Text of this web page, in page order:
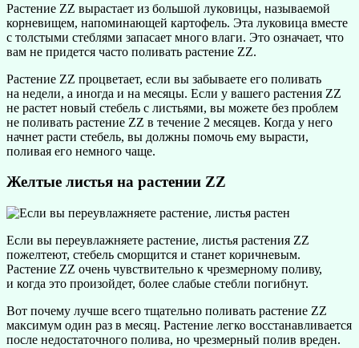
Растение ZZ вырастает из большой луковицы, называемой
корневищем, напоминающей картофель. Эта луковица вместе
с толстыми стеблями запасает много влаги. Это означает, что
вам не придется часто поливать растение ZZ.
Растение ZZ процветает, если вы забываете его поливать
на недели, а иногда и на месяцы. Если у вашего растения ZZ
не растет новый стебель с листьями, вы можете без проблем
не поливать растение ZZ в течение 2 месяцев. Когда у него
начнет расти стебель, вы должны помочь ему вырасти,
поливая его немного чаще.
Желтые листья на растении ZZ
Если вы переувлажняете растение, листья растения ZZ
пожелтеют, стебель сморщится и станет коричневым.
Растение ZZ очень чувствительно к чрезмерному поливу,
и когда это произойдет, более слабые стебли погибнут.
Вот почему лучше всего тщательно поливать растение ZZ
максимум один раз в месяц. Растение легко восстанавливается
после недостаточного полива, но чрезмерный полив вреден.